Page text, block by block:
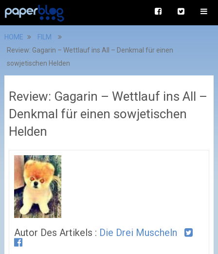
HOME
FILM
Review: Gagarin – Wettlauf ins All – Denkmal für einen
sowjetischen Helden
Review: Gagarin – Wettlauf ins All –
Denkmal für einen sowjetischen
Helden
Autor Des Artikels : Die Drei Muscheln